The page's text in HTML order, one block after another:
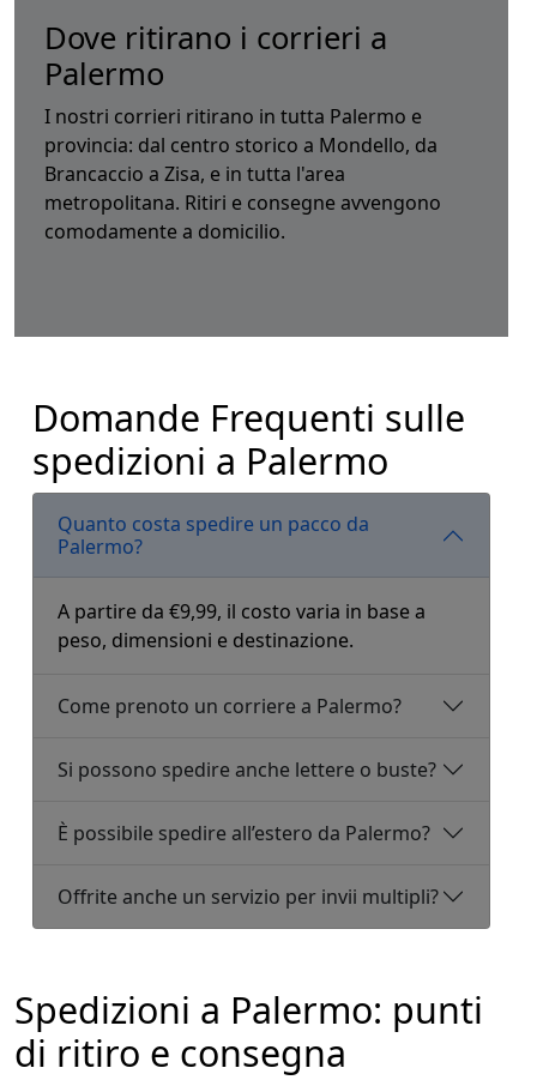
Dove ritirano i corrieri a
Palermo
I nostri corrieri ritirano in tutta Palermo e
provincia: dal centro storico a Mondello, da
Brancaccio a Zisa, e in tutta l'area
metropolitana. Ritiri e consegne avvengono
comodamente a domicilio.
Domande Frequenti sulle
spedizioni a Palermo
Quanto costa spedire un pacco da
Palermo?
A partire da €9,99, il costo varia in base a
peso, dimensioni e destinazione.
Come prenoto un corriere a Palermo?
Si possono spedire anche lettere o buste?
È possibile spedire all’estero da Palermo?
Offrite anche un servizio per invii multipli?
Spedizioni a Palermo: punti
di ritiro e consegna